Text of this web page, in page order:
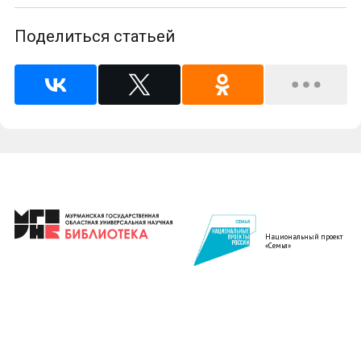
Поделиться статьей
Национальный проект
«Семья»